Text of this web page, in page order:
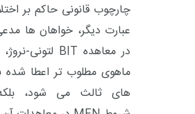
چارچوب قانونی حاکم بر
عبارت دیگر، خواهان ها
در معاهده BIT لتونی-
ماهوی مطلوب تر اعطا شده
های ثالث می شود،